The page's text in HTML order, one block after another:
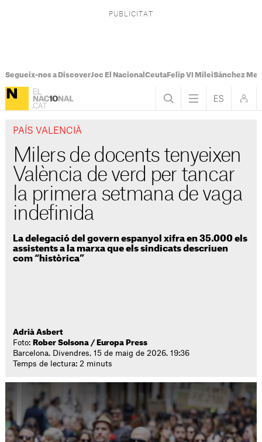
Segueix-nos a DiscoverJoc El Nacional CeutaFelip VI MileiSánchez
PAÍS VALENCIÀ
Milers de docents tenyeixen
València de verd per tancar
la primera setmana de vaga
indefinida
La delegació del govern espanyol xifra en 35.000 els
assistents a la marxa que els sindicats descriuen
com “històrica”
Adrià Asbert
Foto: Rober Solsona / Europa Press
Barcelona. Divendres, 15 de maig de 2026. 19:36
Temps de lectura: 2 minuts